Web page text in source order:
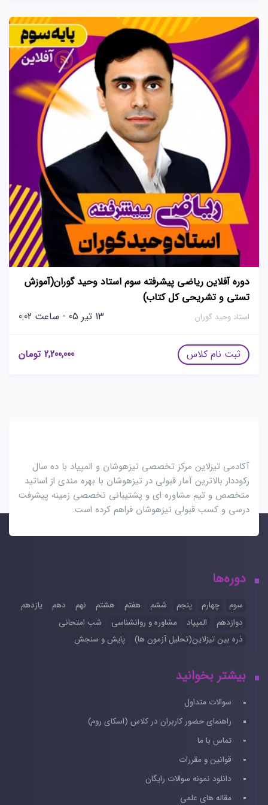
دوره آفلاین ریاضی پیشرفته سوم استاد وحید گوران(آموزش
تستی و تشریحی کل کتاب)
استاد وحید گوران 13 تیر 05 - ساعت 0:02
ثبت نام کلاس 2,200,000 تومان
آکادمی تیزلاین مرکز تخصصی تیزهوشان و المپیاد با ده سال
رکوددار بالاترین آمار قبولی در تیزهوشان با بهره مندی از اساتید
متخصص و تیم مشاوره ای و پشتیبانی تخصصی زمینه پیشرفت
درسی و کسب قبولی تیزهوشان فراهم کرده است.
دوره‌ها
سوم چهارم پنجم ششم هفتم هشتم نهم دهم
یازدهم
دوازدهم
المپیاد مشاوره و روانشناسی
شب امتحانی
ذره بین تیزلاین(تحلیل آزمون ها)
پایش و سنجش
بیشتر بخوانید
سوالات متداول
راهنمای حضور کاربران در کلاس (اسکای روم)
تماس با ما
قوانین و مقررات
دانلود نمونه سوالات رایگان
مقاله های علمی